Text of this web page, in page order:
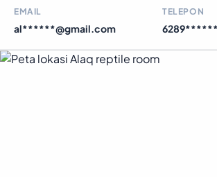
EMAIL
al******@gmail.com
TELEPON